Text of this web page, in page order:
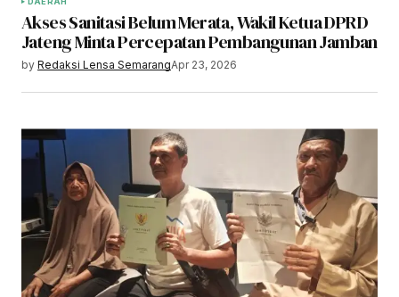
Akses Sanitasi Belum Merata, Wakil Ketua DPRD
Jateng Minta Percepatan Pembangunan Jamban
by Redaksi Lensa SemarangApr 23, 2026